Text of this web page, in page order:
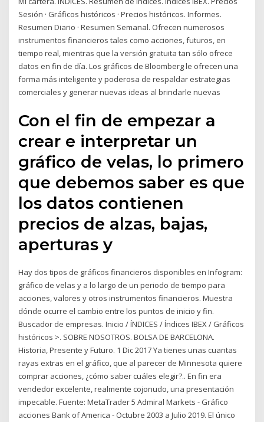
Sesión · Gráficos históricos · Precios históricos. Informes.
Resumen Diario · Resumen Semanal. Ofrecen numerosos
instrumentos financieros tales como acciones, futuros, en
tiempo real, mientras que la versión gratuita tan sólo ofrece
datos en fin de día. Los gráficos de Bloomberg le ofrecen una
forma más inteligente y poderosa de respaldar estrategias
comerciales y generar nuevas ideas al brindarle nuevas
Con el fin de empezar a
crear e interpretar un
gráfico de velas, lo primero
que debemos saber es que
los datos contienen
precios de alzas, bajas,
aperturas y
Hay dos tipos de gráficos financieros disponibles en Infogram:
gráfico de velas y a lo largo de un periodo de tiempo para
acciones, valores y otros instrumentos financieros. Muestra
dónde ocurre el cambio entre los puntos de inicio y fin.
Buscador de empresas. Inicio / ÍNDICES / Índices IBEX / Gráficos
históricos >. SOBRE NOSOTROS. BOLSA DE BARCELONA.
Historia, Presente y Futuro. 1 Dic 2017 Ya tienes unas cuantas
rayas extras en el gráfico, que al parecer de Minnesota quiere
comprar acciones, ¿cómo saber cuáles elegir?.. En fin era
vendedor excelente, realmente cojonudo, una presentación
impecable. Fuente: MetaTrader 5 Admiral Markets - Gráfico
acciones Bank of America - Octubre 2003 a Julio 2019. El único